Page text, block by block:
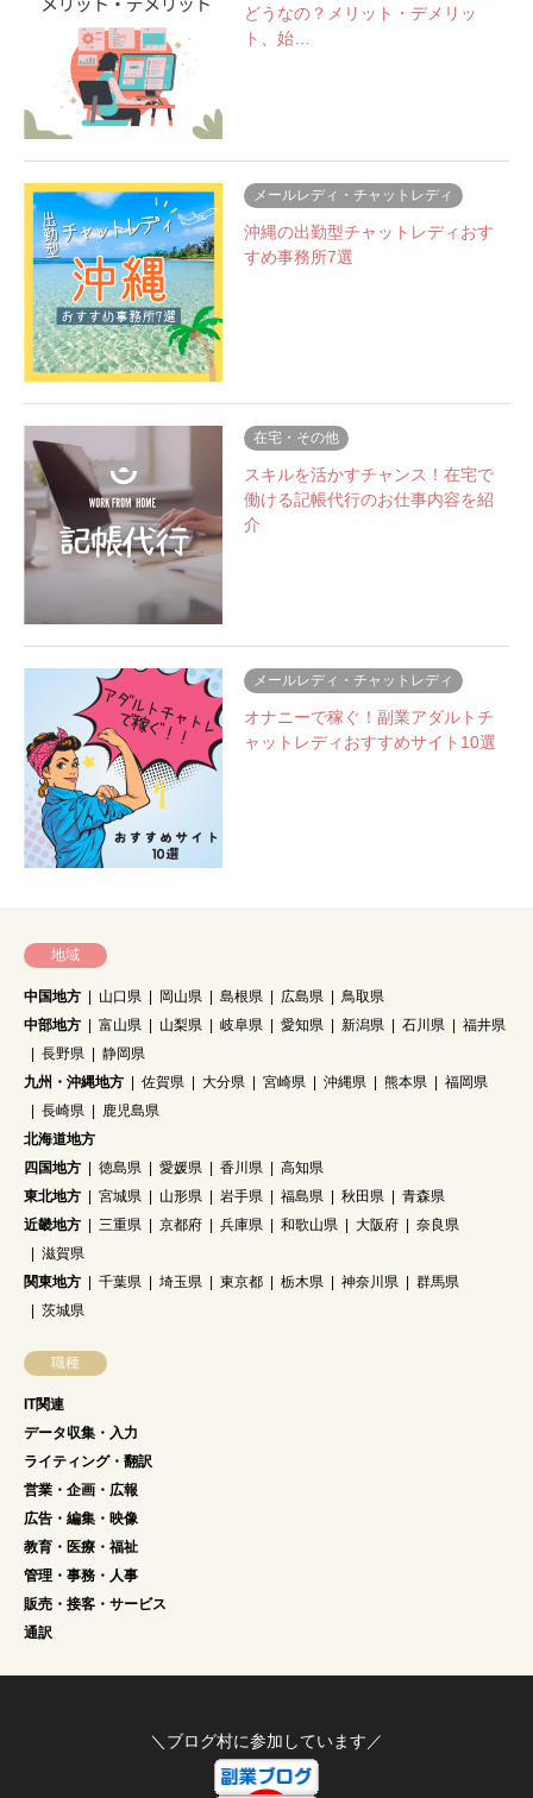
どうなの？メリット・デメリッ
ト、始…
メールレディ・チャットレディ
沖縄の出勤型チャットレディおす
すめ事務所7選
在宅・その他
スキルを活かすチャンス！在宅で
働ける記帳代行のお仕事内容を紹
介
メールレディ・チャットレディ
オナニーで稼ぐ！副業アダルトチ
ャットレディおすすめサイト10選
地域
中国地方 山口県 岡山県 島根県 広島県
鳥取県
中部地方
富山県 山梨県 岐阜県 愛知県 新潟県 石川県
福井県
長野県
静岡県
九州・沖縄地方
佐賀県 大分県 宮崎県 沖縄県 熊本県
福岡県
長崎県
鹿児島県
北海道地方
四国地方
徳島県 愛媛県 香川県
高知県
東北地方
宮城県 山形県 岩手県 福島県 秋田県
青森県
近畿地方
三重県 京都府 兵庫県 和歌山県 大阪府
奈良県
滋賀県
関東地方
千葉県 埼玉県 東京都 栃木県 神奈川県
群馬県
茨城県
職種
IT関連
データ収集・入力
ライティング・翻訳
営業・企画・広報
広告・編集・映像
教育・医療・福祉
管理・事務・人事
販売・接客・サービス
通訳
＼ブログ村に参加しています／